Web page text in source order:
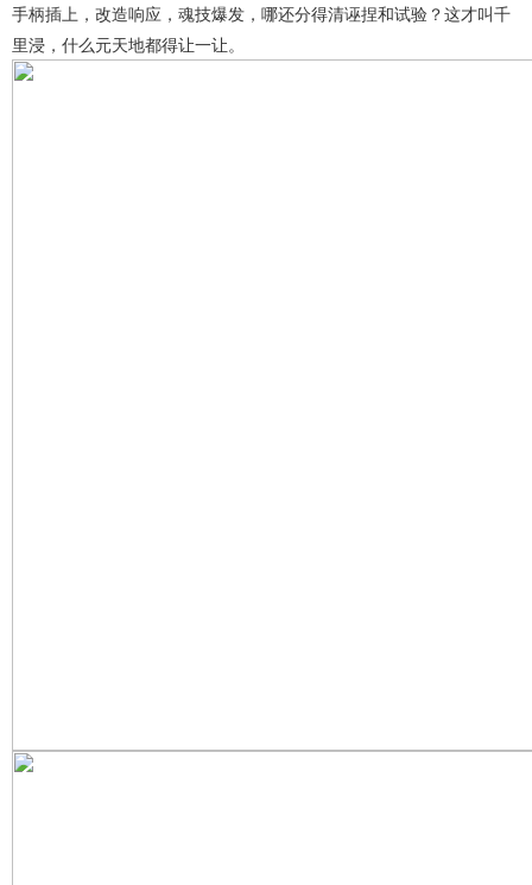
手柄插上，改造响应，魂技爆发，哪还分得清诬捏和试验？这才叫千
里浸，什么元天地都得让一让。